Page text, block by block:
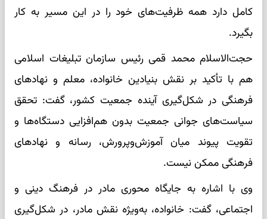
کامل دارد همه ظرفیت‌های خود را در این مسیر به کار
بگیرد.
حجت‌الاسلام محمد قمی رئیس سازمان تبلیغات اسلامی
هم با تأکید بر نقش بنیادین خانواده، معلم و نهاد‌های
فرهنگی در شکل‌گیری آینده جمعیت کشور، گفت: تحقق
سیاست‌های جوانی جمعیت بدون هم‌افزایی دستگاه‌ها و
تقویت پیوند میان آموزش‌وپرورش، رسانه و نهاد‌های
فرهنگی ممکن نیست.
وی با اشاره به جایگاه محوری مادر در فرهنگ دینی و
اجتماعی، گفت: خانواده، به‌ویژه نقش مادر، در شکل‌گیری